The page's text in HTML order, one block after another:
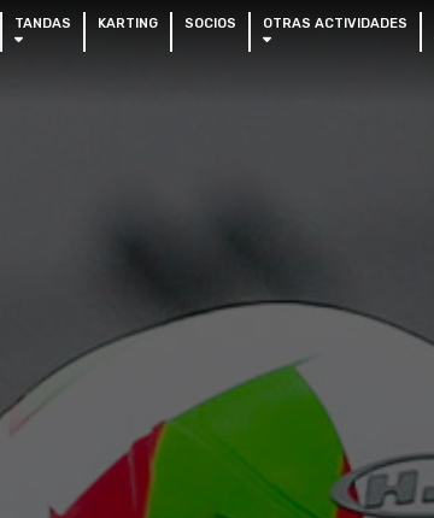
TANDAS KARTING SOCIOS OTRAS ACTIVIDADES